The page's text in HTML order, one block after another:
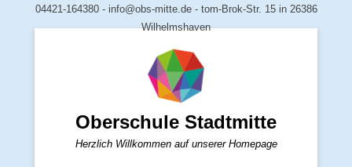
04421-164380 - info@obs-mitte.de - tom-Brok-Str. 15 in 26386
Wilhelmshaven
Oberschule Stadtmitte
Herzlich Willkommen auf unserer Homepage